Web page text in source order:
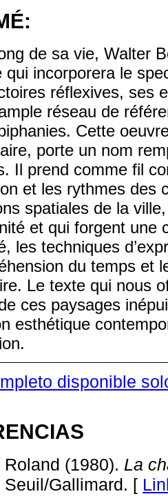
de sa vie, Walter
qui incorporera le
réflexives, ses
réseau de
Cette
porte un nom
Il prend comme fil
et les rythmes des
spatiales de la
et qui forgent une
les techniques
du temps et
Le texte qui nous
ces paysages
esthétique
disponible
Roland (1980). La
Seuil/Gallimard. [